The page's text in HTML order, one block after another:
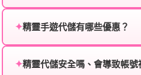
服：
✦精靈手遊代儲有哪些優惠？
贈送、大額儲值優惠及節
✦精靈代儲安全嗎、會導致帳號